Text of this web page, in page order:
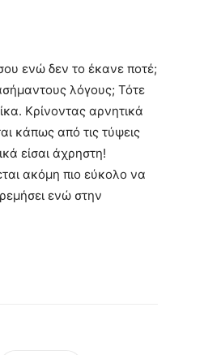
ενώ δεν το έκανε ποτέ;
λόγους; Τότε
Κρίνοντας αρνητικά
κάπως από τις τύψεις
είσαι άχρηστη!
ακόμη πιο εύκολο να
ενώ στην